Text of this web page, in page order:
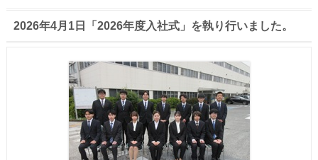
2026年4月1日「2026年度入社式」を執り行いました。